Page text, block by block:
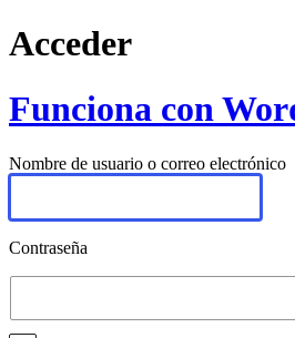
Acceder
Funciona con
Nombre de usuario o correo electrónico
Contraseña